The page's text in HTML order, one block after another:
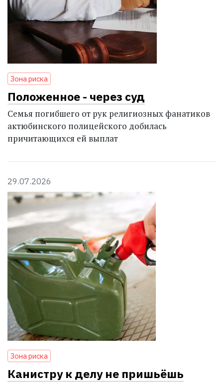
Зона риска
Положенное - через суд
Семья погибшего от рук религиозных фанатиков
актюбинского полицейского добилась
причитающихся ей выплат
29.07.2026
Зона риска
Канистру к делу не пришьёшь